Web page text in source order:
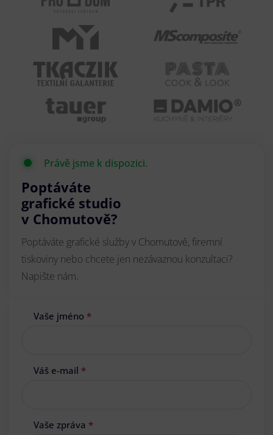
Právě jsme k dispozici.
Poptáváte
grafické studio
v Chomutově?
Poptáváte grafické služby v Chomutově, firemní
tiskoviny nebo chcete jen nezávaznou konzultaci?
Napište nám.
Vaše jméno *
Váš e-mail *
Vaše zpráva *